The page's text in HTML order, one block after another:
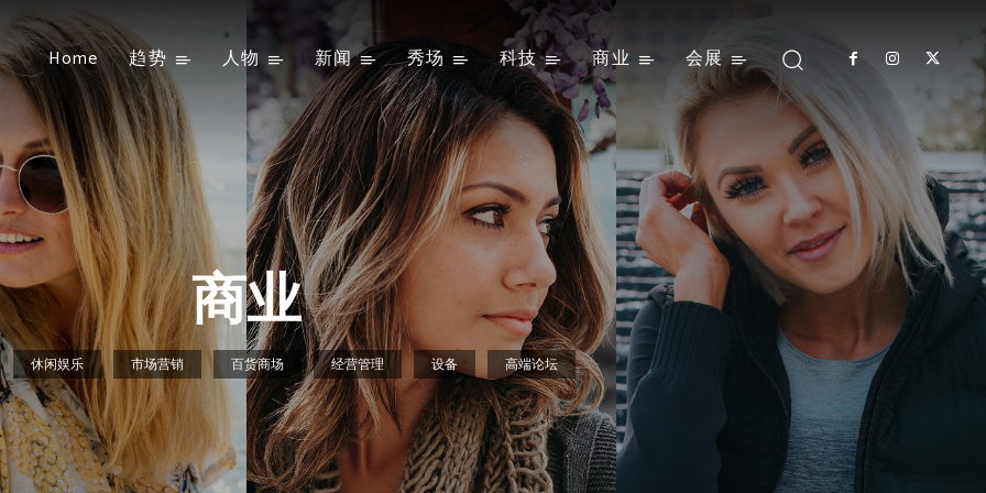
Home 趋势 人物 新闻 秀场 科技 商业 会展
商业
休闲娱乐 市场营销 百货商场 经营管理 设备 高端论坛